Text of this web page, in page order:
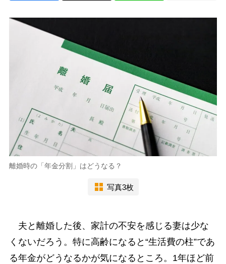
離婚時の「年金分割」はどうなる？
写真3枚
夫と離婚した後、家計の不安を感じる妻は少な
くないだろう。特に高齢になると“生活費の柱”であ
る年金がどうなるかが気になるところ。1年ほど前